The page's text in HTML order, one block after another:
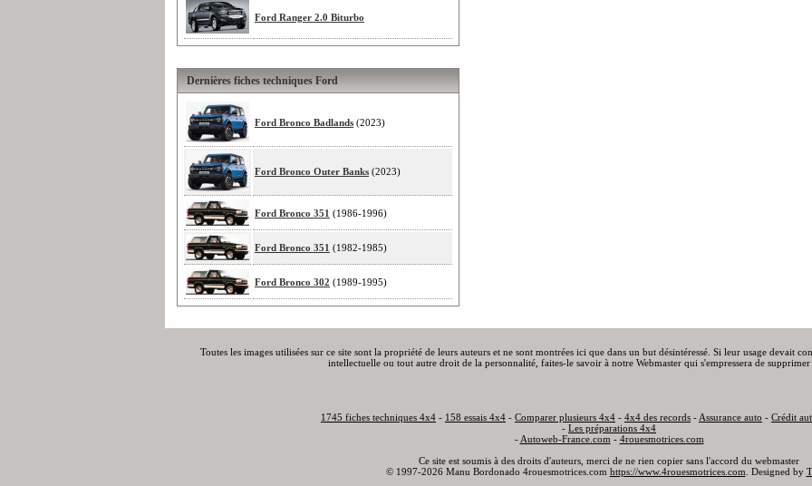
Ford Ranger 2.0 Biturbo
Dernières fiches techniques Ford
Ford Bronco Badlands (2023)
Ford Bronco Outer Banks (2023)
Ford Bronco 351 (1986-1996)
Ford Bronco 351 (1982-1985)
Ford Bronco 302 (1989-1995)
Toutes les images utilisées sur ce site sont la propriété de leurs auteurs et ne sont montrées ici que dans un but désintéressé. Si leur usage devait
intellectuelle ou tout autre droit de la personnalité, faites-le savoir à notre Webmaster qui s'empressera de
1745 fiches techniques 4x4 - 158 essais 4x4 - Comparer plusieurs 4x4 - 4x4 des records - Assurance auto - Crédit
- Les préparations 4x4
- Autoweb-France.com - 4rouesmotrices.com
Ce site est soumis à des droits d'auteurs, merci de ne rien copier sans l'accord du webmaster
© 1997-2026 Manu Bordonado 4rouesmotrices.com https://www.4rouesmotrices.com . Designed by